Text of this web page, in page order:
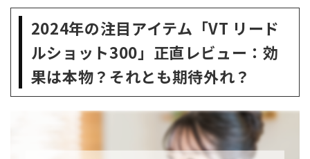
2024年の注目アイテム「VT リード
ルショット300」正直レビュー：効
果は本物？それとも期待外れ？